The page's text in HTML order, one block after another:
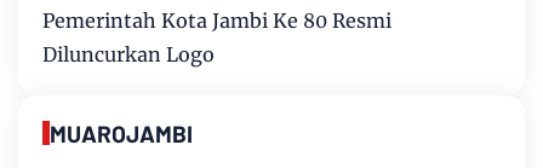
Pemerintah Kota Jambi Ke 80 Resmi
Diluncurkan Logo
MUAROJAMBI